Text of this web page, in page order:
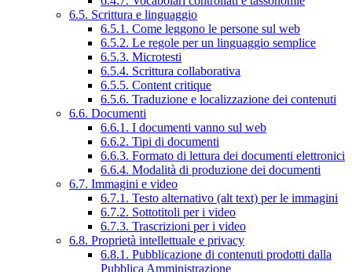
6.5. Scrittura e linguaggio
6.5.1. Come leggono le persone sul web
6.5.2. Le regole per un linguaggio semplice
6.5.3. Microtesti
6.5.4. Scrittura collaborativa
6.5.5. Content critique
6.5.6. Traduzione e localizzazione dei contenuti
6.6. Documenti
6.6.1. I documenti vanno sul web
6.6.2. Tipi di documenti
6.6.3. Formato di lettura dei documenti elettronici
6.6.4. Modalità di produzione dei documenti
6.7. Immagini e video
6.7.1. Testo alternativo (alt text) per le immagini
6.7.2. Sottotitoli per i video
6.7.3. Trascrizioni per i video
6.8. Proprietà intellettuale e privacy
6.8.1. Pubblicazione di contenuti prodotti dalla
Pubblica Amministrazione